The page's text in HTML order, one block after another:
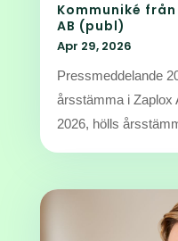
Kommuniké
AB (publ)
Apr 29, 2026
Pressmeddelande
årsstämma i Zaplox
2026, hölls